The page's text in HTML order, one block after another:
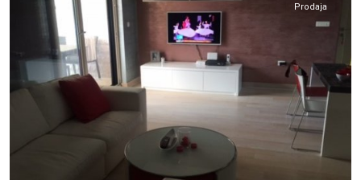
Prodaja